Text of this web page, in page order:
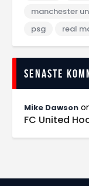
manchester
psg
real
Senaste
Mike Dawson
FC United